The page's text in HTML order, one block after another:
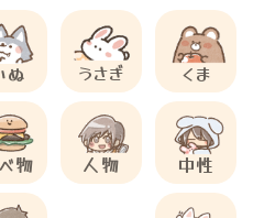
ぬ うさぎ くま
物 人物 中性